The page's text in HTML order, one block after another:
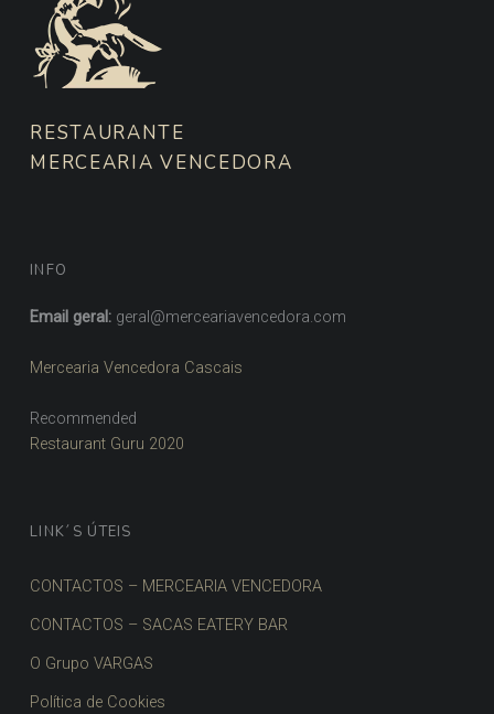
RESTAURANTE
MERCEARIA VENCEDORA
INFO
Email geral: geral@merceariavencedora.com
Mercearia Vencedora Cascais
Recommended
Restaurant Guru 2020
LINK´S ÚTEIS
CONTACTOS – MERCEARIA VENCEDORA
CONTACTOS – SACAS EATERY BAR
O Grupo VARGAS
Política de Cookies